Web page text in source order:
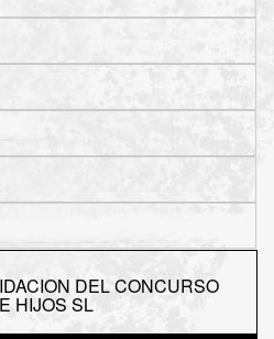
DEL CONCURSO
HIJOS SL